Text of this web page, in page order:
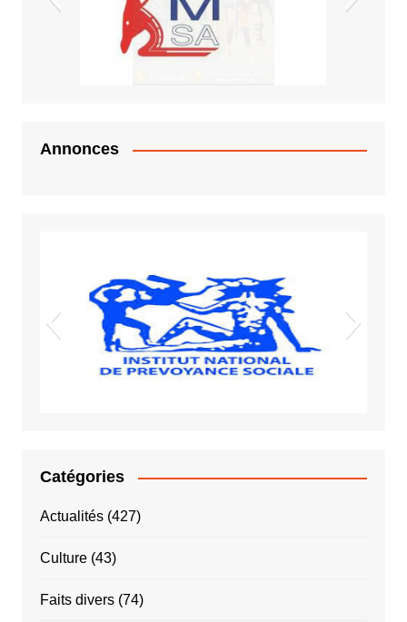
Vigiles spot
Sida VIH
Annonces
Catégories
Actualités(427)
Culture(43)
Faits divers(74)